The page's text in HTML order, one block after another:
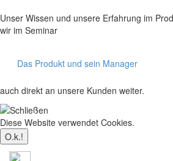
Unser Wissen und unsere Erfahrung im
wir im Seminar
Das Produkt und sein Manager
auch direkt an unsere Kunden weiter.
Diese Website verwendet Cookies.